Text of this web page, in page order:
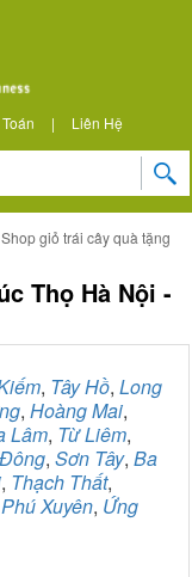
| Liên Hệ
Shop giỏ trái cây quà tặng
Thọ Hà Nội -
, Tây Hồ, Long
, Hoàng Mai,
Lâm, Từ Liêm,
, Sơn Tây, Ba
, Thạch Thất,
Phú Xuyên, Ứng